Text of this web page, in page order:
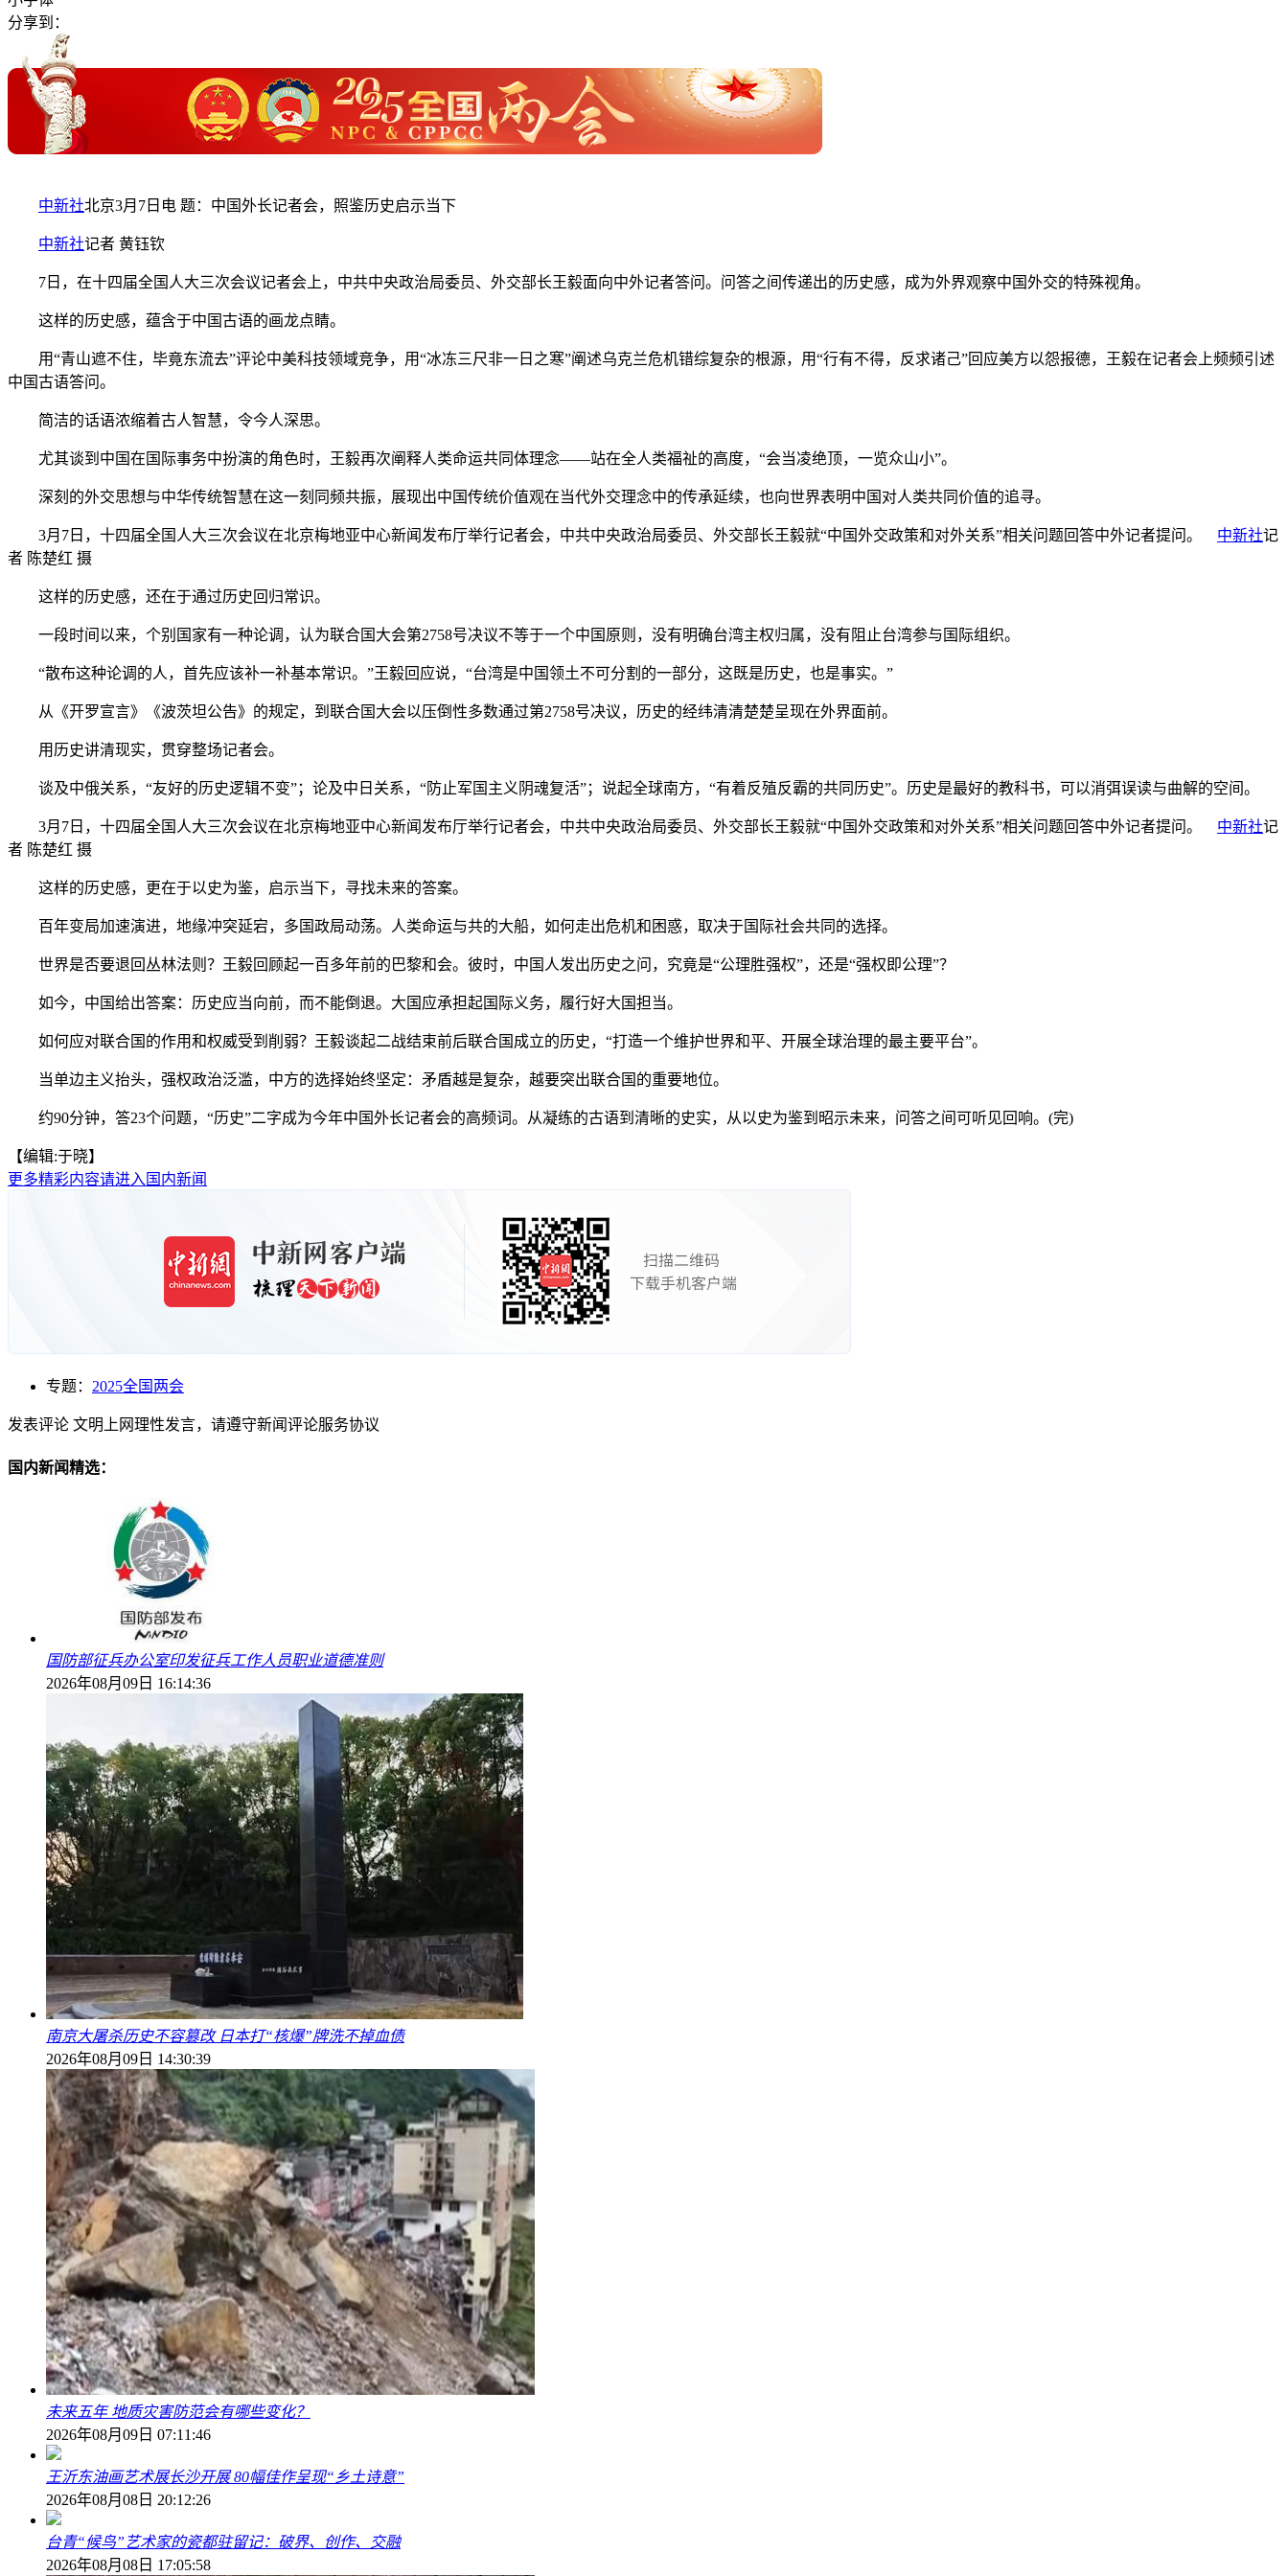
分享到：
中新社北京3月7日电 题：中国外长记者会，照鉴历史启示当下
中新社记者 黄钰钦
7日，在十四届全国人大三次会议记者会上，中共中央政治局委员、外交部长王毅面向中外记者答问。问答之间传递出的历史感，成为外界观察中国外交的特殊视角。
这样的历史感，蕴含于中国古语的画龙点睛。
用“青山遮不住，毕竟东流去”评论中美科技领域竞争，用“冰冻三尺非一日之寒”阐述乌克兰危机错综复杂的根源，用“行有不得，反求诸己”回应美方以怨报德，王毅在记者会上频频引述
中国古语答问。
简洁的话语浓缩着古人智慧，令今人深思。
尤其谈到中国在国际事务中扮演的角色时，王毅再次阐释人类命运共同体理念——站在全人类福祉的高度，“会当凌绝顶，一览众山小”。
深刻的外交思想与中华传统智慧在这一刻同频共振，展现出中国传统价值观在当代外交理念中的传承延续，也向世界表明中国对人类共同价值的追寻。
3月7日，十四届全国人大三次会议在北京梅地亚中心新闻发布厅举行记者会，中共中央政治局委员、外交部长王毅就“中国外交政策和对外关系”相关问题回答中外记者提问。 中新社记
者 陈楚红 摄
这样的历史感，还在于通过历史回归常识。
一段时间以来，个别国家有一种论调，认为联合国大会第2758号决议不等于一个中国原则，没有明确台湾主权归属，没有阻止台湾参与国际组织。
“散布这种论调的人，首先应该补一补基本常识。”王毅回应说，“台湾是中国领土不可分割的一部分，这既是历史，也是事实。”
从《开罗宣言》《波茨坦公告》的规定，到联合国大会以压倒性多数通过第2758号决议，历史的经纬清清楚楚呈现在外界面前。
用历史讲清现实，贯穿整场记者会。
谈及中俄关系，“友好的历史逻辑不变”；论及中日关系，“防止军国主义阴魂复活”；说起全球南方，“有着反殖反霸的共同历史”。历史是最好的教科书，可以消弭误读与曲解的空间。
3月7日，十四届全国人大三次会议在北京梅地亚中心新闻发布厅举行记者会，中共中央政治局委员、外交部长王毅就“中国外交政策和对外关系”相关问题回答中外记者提问。 中新社记
者 陈楚红 摄
这样的历史感，更在于以史为鉴，启示当下，寻找未来的答案。
百年变局加速演进，地缘冲突延宕，多国政局动荡。人类命运与共的大船，如何走出危机和困惑，取决于国际社会共同的选择。
世界是否要退回丛林法则？王毅回顾起一百多年前的巴黎和会。彼时，中国人发出历史之问，究竟是“公理胜强权”，还是“强权即公理”？
如今，中国给出答案：历史应当向前，而不能倒退。大国应承担起国际义务，履行好大国担当。
如何应对联合国的作用和权威受到削弱？王毅谈起二战结束前后联合国成立的历史，“打造一个维护世界和平、开展全球治理的最主要平台”。
当单边主义抬头，强权政治泛滥，中方的选择始终坚定：矛盾越是复杂，越要突出联合国的重要地位。
约90分钟，答23个问题，“历史”二字成为今年中国外长记者会的高频词。从凝练的古语到清晰的史实，从以史为鉴到昭示未来，问答之间可听见回响。(完)
【编辑:于晓】
更多精彩内容请进入国内新闻
专题： 2025全国两会
发表评论 文明上网理性发言，请遵守新闻评论服务协议
国内新闻精选：
国防部征兵办公室印发征兵工作人员职业道德准则
2026年08月09日 16:14:36
南京大屠杀历史不容篡改 日本打“核爆”牌洗不掉血债
2026年08月09日 14:30:39
未来五年 地质灾害防范会有哪些变化？
2026年08月09日 07:11:46
王沂东油画艺术展长沙开展 80幅佳作呈现“乡土诗意”
2026年08月08日 20:12:26
台青“候鸟”艺术家的瓷都驻留记：破界、创作、交融
2026年08月08日 17:05:58